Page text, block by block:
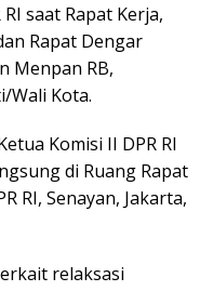
saat Rapat Kerja,
Rapat Dengar
Menpan RB,
Wali Kota.
Komisi II DPR RI
di Ruang Rapat
RI, Senayan, Jakarta,
relaksasi